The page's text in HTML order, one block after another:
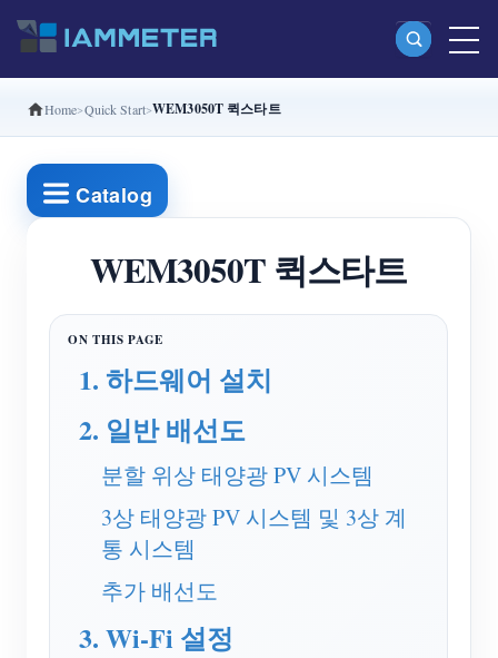
제품
단상 Wi-Fi 에너지 계량기 (WEM3080)
분상 Wi-Fi 에너지 계량기 (WEM2067)
삼상 Wi-Fi 에너지 계량기 (WEM3080T)
삼상 Wi-Fi 에너지 계량기 (WEM3046T)
삼상 Wi-Fi 에너지 계량기 (WEM3050T)
WiFi 전력 컨트롤러
IAMMETER Cloud Pro
셀프 호스팅 서비스
EV 충전기
IAMMETER 시뮬레이터
가상 계량기
에너지 예측 및 시뮬레이션 시스템
Home Quick Start WEM3050T 퀵스타트
Catalog
WEM3050T 퀵스타트
1. 하드웨어 설치
2. 일반 배선도
분할 위상 태양광 PV 시스템
3상 태양광 PV 시스템 및 3상 계
통 시스템
추가 배선도
3. Wi-Fi 설정